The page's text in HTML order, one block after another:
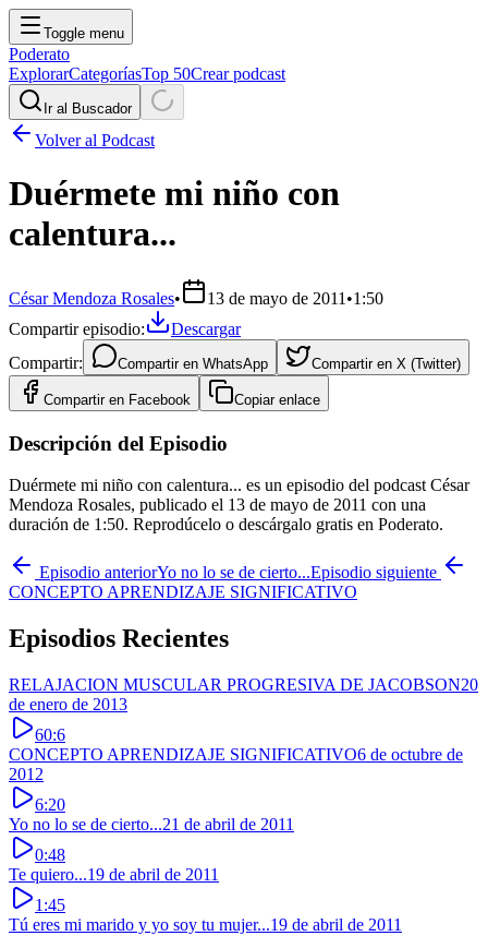
Toggle menu
Poderato
ExplorarCategoríasTop 50Crear podcast
Ir al Buscador
Volver al Podcast
Duérmete mi niño con
calentura...
César Mendoza Rosales• 13 de mayo de 2011 •1:50
Compartir episodio:
Descargar
Compartir:
Compartir en WhatsApp Compartir en X (Twitter)
Compartir en Facebook Copiar enlace
Descripción del Episodio
Duérmete mi niño con calentura... es un episodio del podcast César
Mendoza Rosales, publicado el 13 de mayo de 2011 con una
duración de 1:50. Reprodúcelo o descárgalo gratis en Poderato.
Episodio anteriorYo no lo se de cierto...Episodio siguiente
CONCEPTO APRENDIZAJE SIGNIFICATIVO
Episodios Recientes
RELAJACION MUSCULAR PROGRESIVA DE JACOBSON20
de enero de 2013
60:6
CONCEPTO APRENDIZAJE SIGNIFICATIVO6 de octubre de
2012
6:20
Yo no lo se de cierto...21 de abril de 2011
0:48
Te quiero...19 de abril de 2011
1:45
Tú eres mi marido y yo soy tu mujer...19 de abril de 2011